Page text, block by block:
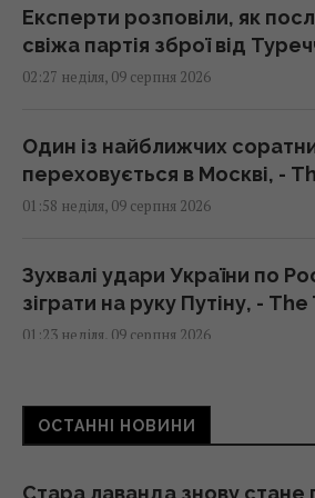
Експерти розповіли, як
свіжа партія зброї від
02:27 неділя, 09 серпня 2026
Один із найближчих
переховується в Москві, -
01:58 неділя, 09 серпня 2026
Зухвалі удари України по
зіграти на руку Путіну, -
01:23 неділя, 09 серпня 2026
Експерт назвав 4
які встановлює на кожен ПК
ОСТАННІ НОВИНИ
Стара лаванда знову